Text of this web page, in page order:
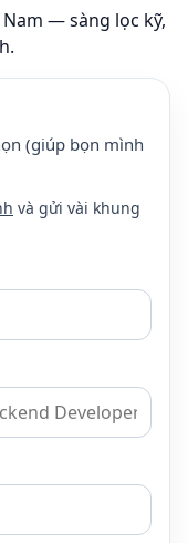
— sàng lọc kỹ,
(giúp bọn mình
và gửi vài khung